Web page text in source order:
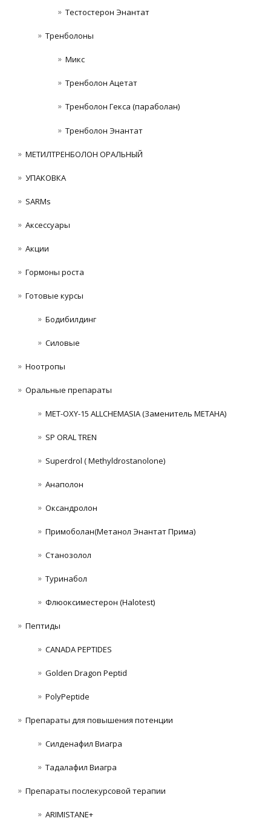
Тестостерон Энантат
Тренболоны
Микс
Тренболон Ацетат
Тренболон Гекса (параболан)
Тренболон Энантат
МЕТИЛТРЕНБОЛОН ОРАЛЬНЫЙ
УПАКОВКА
SARMs
Аксессуары
Акции
Гормоны роста
Готовые курсы
Бодибилдинг
Силовые
Ноотропы
Оральные препараты
MET-OXY-15 ALLCHEMASIA (Заменитель МЕТАНА)
SP ORAL TREN
Superdrol ( Methyldrostanolone)
Анаполон
Оксандролон
Примоболан(Метанол Энантат Прима)
Станoзолол
Туринабол
Флюоксиместерон (Halotest)
Пептиды
CANADA PEPTIDES
Golden Dragon Peptid
PolyPeptide
Препараты для повышения потенции
Силденафил Виагра
Тадалафил Виагра
Препараты послекурсовой терапии
ARIMISTANE+